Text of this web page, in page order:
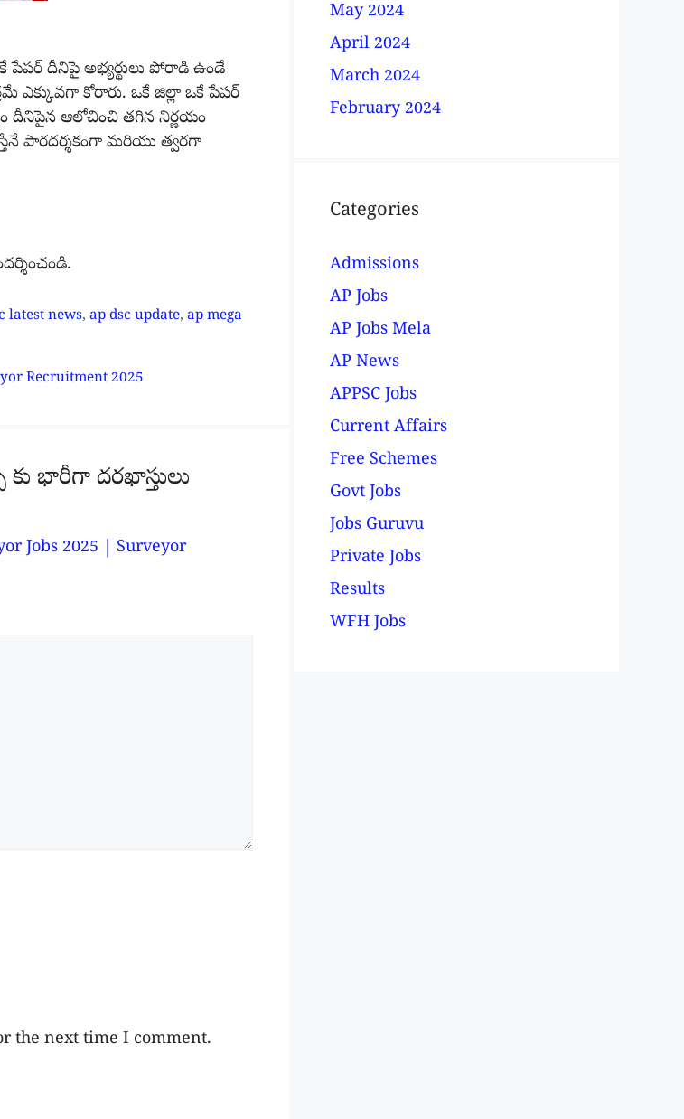
పేపర్ దీనిపై అభ్యర్థులు పోరాడి ఉండే
ఎక్కువగా కోరారు. ఒకే జిల్లా ఒకే పేపర్
దీనిపైన ఆలోచించి తగిన నిర్ణయం
పారదర్శకంగా మరియు త్వరగా
latest news,ap dsc update,ap mega
Recruitment 2025
కు భారీగా దరఖాస్తులు
Jobs 2025 | Surveyor
the next time I comment.
May 2024
April 2024
March 2024
February 2024
Categories
Admissions
AP Jobs
AP Jobs Mela
AP News
APPSC Jobs
Current Affairs
Free Schemes
Govt Jobs
Jobs Guruvu
Private Jobs
Results
WFH Jobs